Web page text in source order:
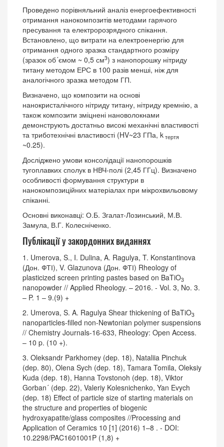
Проведено порівняльний аналіз енергоефективності
отримання нанокомпозитів методами гарячого
пресування та електророзрядного спікання.
Встановлено, що витрати на електроенергію для
отримання одного зразка стандартного розміру
(зразок об´ємом ~ 0,5 см3) з нанопорошку нітриду
титану методом ЕРС в 100 разів менші, ніж для
аналогічного зразка методом ГП.
Визначено, що композити на основі
нанокристалічного нітриду титану, нітриду кремнію, а
також композити зміцнені нановолокнами
демонструють достатньо високі механічні властивості
та триботехнічні властивості (HV~23 ГПа, k тертя
~0.25).
Досліджено умови консолідації нанопорошків
тугоплавких сполук в НВЧ-полі (2,45 ГГц). Визначено
особливості формування структури в
нанокомпозиційних матеріалах при мікрохвильовому
спіканні.
Основні виконавці: О.Б. Згалат-Лозинський, М.В.
Замула, В.Г. Колесніченко.
Публікації у закордонних виданнях
1. Umerova, S., I. Dulina, A. Ragulya, T. Konstantinova
(Дон. ФТІ), V. Glazunova (Дон. ФТІ) Rheology of
plasticized screen printing pastes based on BaTiO3
nanopowder // Applied Rheology. – 2016. - Vol. 3, No. 3.
– P. 1 – 9.(9) +
2. Umerova, S. A. Ragulya Shear thickening of BaTiO3
nanoparticles-filled non-Newtonian polymer suspensions
// Chemistry Journals-16-633, Rheology: Open Access.
– 10 p. (10 +).
3. Oleksandr Parkhomey (dep. 18), Nataliia Pinchuk
(dep. 80), Olena Sych (dep. 18), Tamara Tomila, Oleksiy
Kuda (dep. 18), Hanna Tovstonoh (dep. 18), Viktor
Gorban´ (dep. 22), Valeriy Kolesnichenko, Yan Evych
(dep. 18) Effect of particle size of starting materials on
the structure and properties of biogenic
hydroxyapatite/glass composites //Processing and
Application of Ceramics 10 [1] (2016) 1–8 . - DOI:
10.2298/PAC1601001P (1,8) +